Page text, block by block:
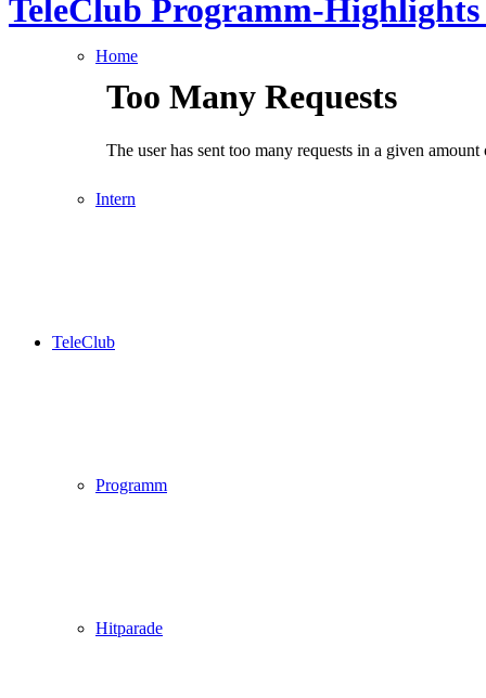
Home
Intern
TeleClub
Programm
Hitparade
TeleClub Programm-